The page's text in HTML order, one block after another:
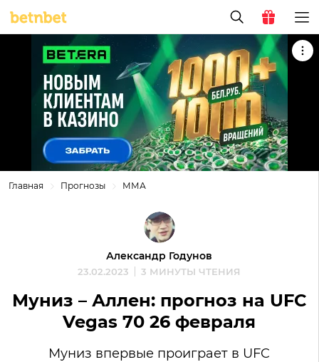
Главная Прогнозы ММА
Александр Годунов
23.02.2023 3 МИНУТЫ ЧТЕНИЯ
Муниз – Аллен: прогноз на UFC
Vegas 70 26 февраля
Муниз впервые проиграет в UFC